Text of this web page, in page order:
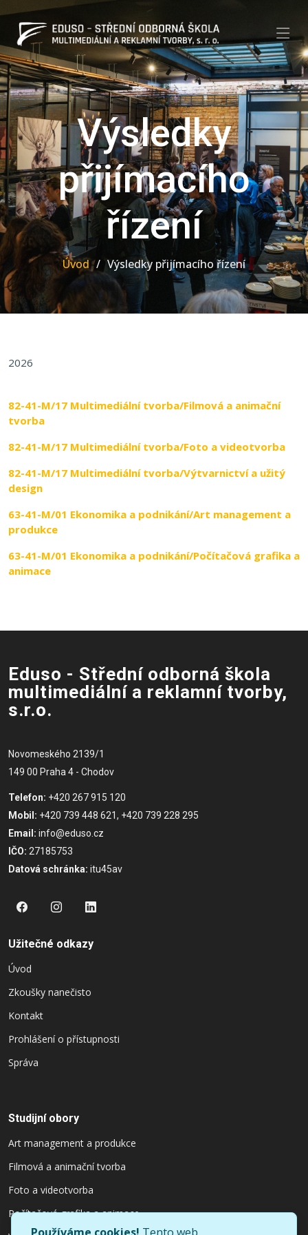
Výsledky
přijímacího
řízení
Úvod Výsledky přijímacího řízení
2026
82-41-M/17 Multimediální tvorba/Filmová a animační
tvorba
82-41-M/17 Multimediální tvorba/Foto a videotvorba
82-41-M/17 Multimediální tvorba/Výtvarnictví a užitý
design
63-41-M/01 Ekonomika a podnikání/Art management a
produkce
63-41-M/01 Ekonomika a podnikání/Počítačová grafika a
animace
Eduso - Střední odborná škola
multimediální a reklamní tvorby,
s.r.o.
Novomeského 2139/1
149 00 Praha 4 - Chodov
Telefon: +420 267 915 120
Mobil: +420 739 448 621, +420 739 228 295
Email: info@eduso.cz
IČO: 27185753
Datová schránka: itu45av
Užitečné odkazy
Úvod
Zkoušky nanečisto
Kontakt
Prohlášení o přístupnosti
Správa
Studijní obory
Art management a produkce
Filmová a animační tvorba
Foto a videotvorba
Počítačová grafika a animace